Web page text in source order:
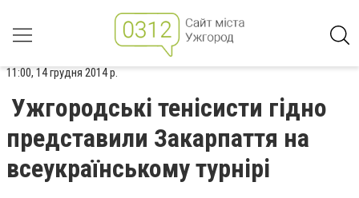
11:00, 14 грудня 2014 р.
Ужгородські тенісисти гідно
представили Закарпаття на
всеукраїнському турнірі